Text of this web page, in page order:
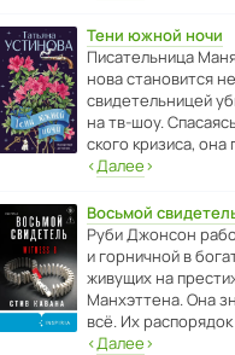
Тени южной ночи
Писа­тель­ница
нова стано­вится
свиде­тель­ницей
на тв-шоу.
с­кого кризиса,
‹Далее›
Восьмой
Руби Джонсон
и горни­чной в
живущих на
Манх­эт­тена. Она
всё. Их
‹Далее›